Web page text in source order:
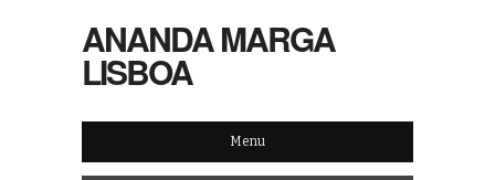
ANANDA MARGA
LISBOA
Menu